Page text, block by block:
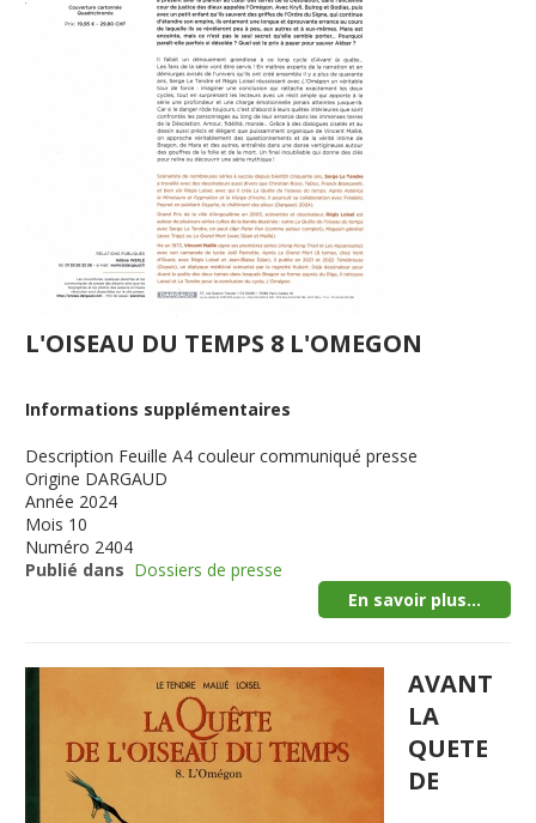
L'OISEAU DU TEMPS 8 L'OMEGON
Informations supplémentaires
Description Feuille A4 couleur communiqué presse
Origine DARGAUD
Année 2024
Mois 10
Numéro 2404
Publié dans Dossiers de presse
En savoir plus...
AVANT
LA
QUETE
DE